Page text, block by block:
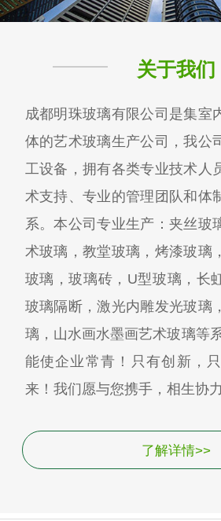
关于我们
成都明珠玻璃有限公司是集室
体的艺术玻璃生产公司，我公
工设备，拥有各类专业技术人
术支持、专业的管理团队和体
系。本公司专业生产：夹丝玻
术玻璃，教堂玻璃，烤漆玻璃
玻璃，玻璃砖，U型玻璃，长
玻璃隔断，激光内雕发光玻璃
璃，山水画水墨画艺术玻璃等
能使企业常青！只有创新，
来！我们愿与您携手，相生协
了解详情>>